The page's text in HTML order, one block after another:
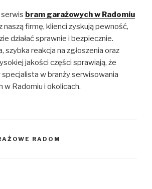
serwis bram garażowych w Radomiu
naszą firmę, klienci zyskują pewność,
działać sprawnie i bezpiecznie.
szybka reakcja na zgłoszenia oraz
jakości części sprawiają, że
w branży serwisowania
w Radomiu i okolicach.
RADOM